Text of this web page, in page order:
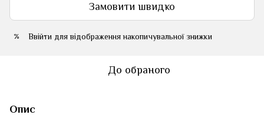
Замовити швидко
% Ввійти для відображення накопичувальної знижки
До обраного
Опис